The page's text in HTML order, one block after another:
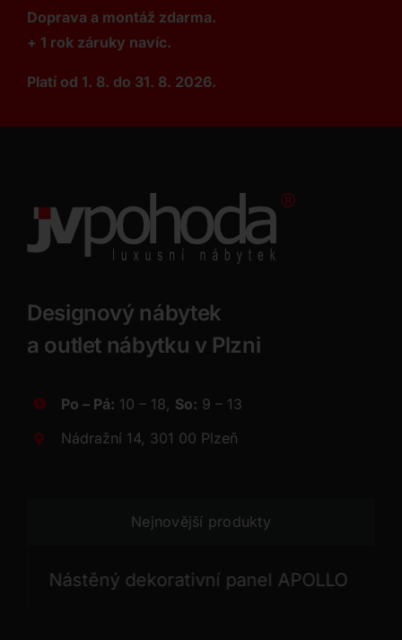
Doprava a montáž zdarma.
+ 1 rok záruky navíc.
Platí od 1. 8. do 31. 8. 2026.
Designový nábytek
a outlet nábytku v Plzni
Po – Pá: 10 – 18, So: 9 – 13
Nádražní 14, 301 00 Plzeň
Nejnovější produkty
Nástěný dekorativní panel APOLLO